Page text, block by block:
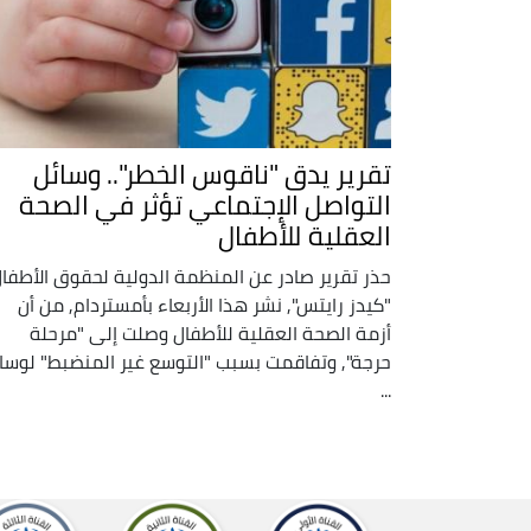
تقرير يدق "ناقوس الخطر".. وسائل
التواصل الإجتماعي تؤثر في الصحة
العقلية للأطفال
حذر تقرير صادر عن المنظمة الدولية لحقوق
"كيدز رايتس", نشر هذا الأربعاء بأمستردام, من أن
أزمة الصحة العقلية للأطفال وصلت إلى "مرحلة
حرجة", وتفاقمت بسبب "التوسع غير المنضبط"
...